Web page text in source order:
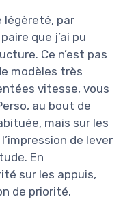
légèreté, par
que j’ai pu
Ce n’est pas
modèles très
vitesse, vous
au bout de
mais sur les
de lever
En
sur les appuis,
de priorité.